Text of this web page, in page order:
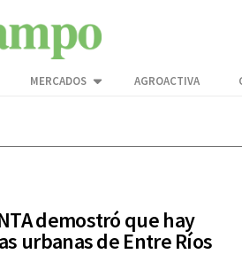
MERCADOS AGROACTIVA
demostró que hay
urbanas de Entre Ríos